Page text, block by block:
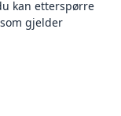
kan etterspørre
gjelder